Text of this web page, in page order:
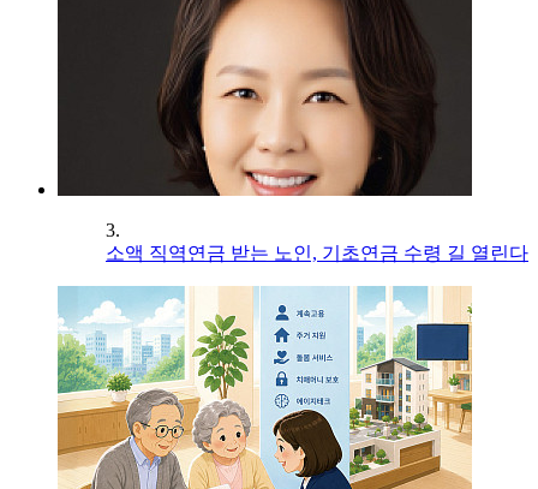
3.
소액 직역연금 받는 노인, 기초연금 수령 길 열린다